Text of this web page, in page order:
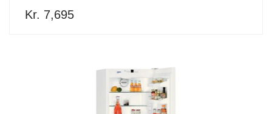
Kr. 7,695